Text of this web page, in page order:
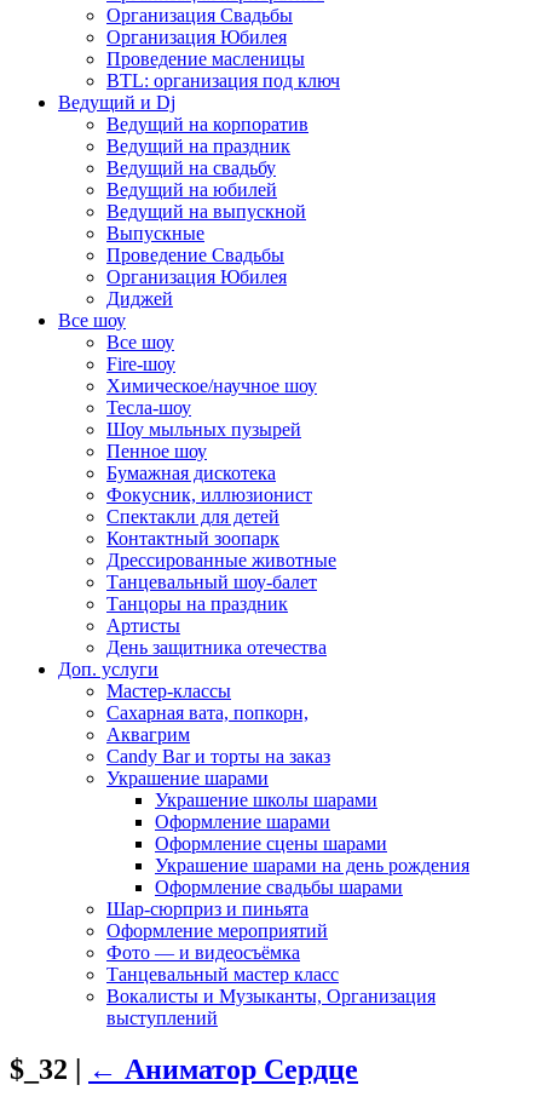
Организация Свадьбы
Организация Юбилея
Проведение масленицы
BTL: организация под ключ
Ведущий и Dj
Ведущий на корпоратив
Ведущий на праздник
Ведущий на свадьбу
Ведущий на юбилей
Ведущий на выпускной
Выпускные
Проведение Свадьбы
Организация Юбилея
Диджей
Все шоу
Все шоу
Fire-шоу
Химическое/научное шоу
Тесла-шоу
Шоу мыльных пузырей
Пенное шоу
Бумажная дискотека
Фокусник, иллюзионист
Спектакли для детей
Контактный зоопарк
Дрессированные животные
Танцевальный шоу-балет
Танцоры на праздник
Артисты
День защитника отечества
Доп. услуги
Мастер-классы
Сахарная вата, попкорн,
Аквагрим
Candy Bar и торты на заказ
Украшение шарами
Украшение школы шарами
Оформление шарами
Оформление сцены шарами
Украшение шарами на день рождения
Оформление свадьбы шарами
Шар-сюрприз и пиньята
Оформление мероприятий
Фото — и видеосъёмка
Танцевальный мастер класс
Вокалисты и Музыканты, Организация
выступлений
$_32 | ← Аниматор Сердце